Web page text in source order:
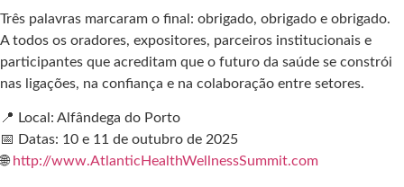
Três palavras marcaram o final: obrigado, obrigado e obrigado.
A todos os oradores, expositores, parceiros institucionais e
participantes que acreditam que o futuro da saúde se constrói
nas ligações, na confiança e na colaboração entre setores.
📍 Local: Alfândega do Porto
📅 Datas: 10 e 11 de outubro de 2025
🌐 http://www.AtlanticHealthWellnessSummit.com